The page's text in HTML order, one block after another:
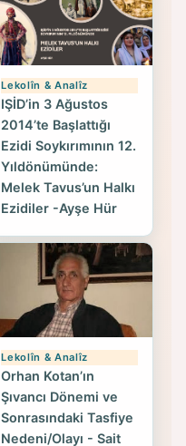
Lekolîn & Analîz
IŞİD’in 3 Ağustos
2014’te Başlattığı
Ezidi Soykırımının 12.
Yıldönümünde:
Melek Tavus’un Halkı
Ezidiler -Ayşe Hür
Lekolîn & Analîz
Orhan Kotan’ın
Şıvancı Dönemi ve
Sonrasındaki Tasfiye
Nedeni/Olayı - Sait